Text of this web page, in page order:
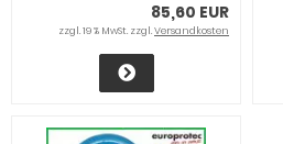
85,60 EUR
zzgl. 19 % MwSt. zzgl.Versandkosten